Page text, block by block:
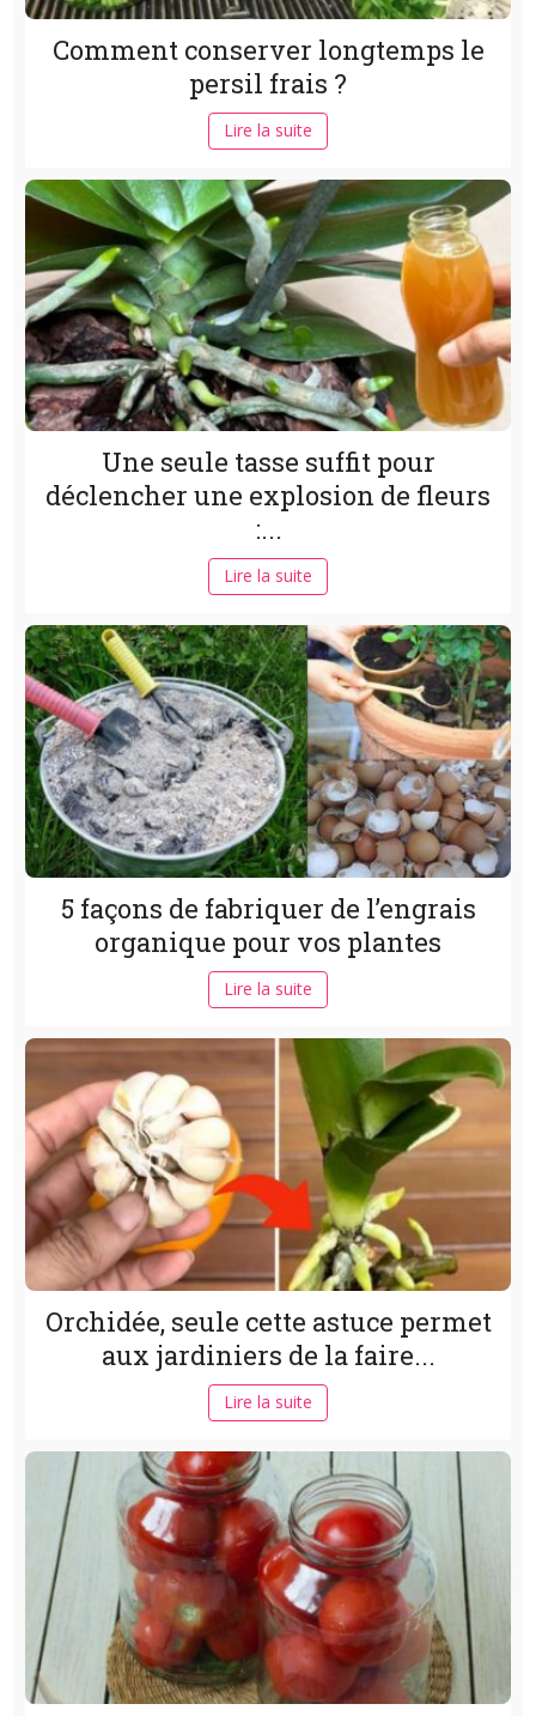
Comment conserver longtemps le
persil frais ?
Lire la suite
Une seule tasse suffit pour
déclencher une explosion de fleurs
:...
Lire la suite
5 façons de fabriquer de l’engrais
organique pour vos plantes
Lire la suite
Orchidée, seule cette astuce permet
aux jardiniers de la faire...
Lire la suite